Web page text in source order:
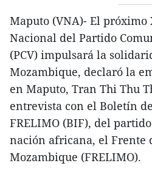
Maputo (VNA)- El próximo
Nacional del Partido
(PCV) impulsará la
Mozambique, declaró la
en Maputo, Tran Thi Thu
entrevista con el Boletín
FRELIMO (BIF), del
nación africana, el Frente
Mozambique (FRELIMO).